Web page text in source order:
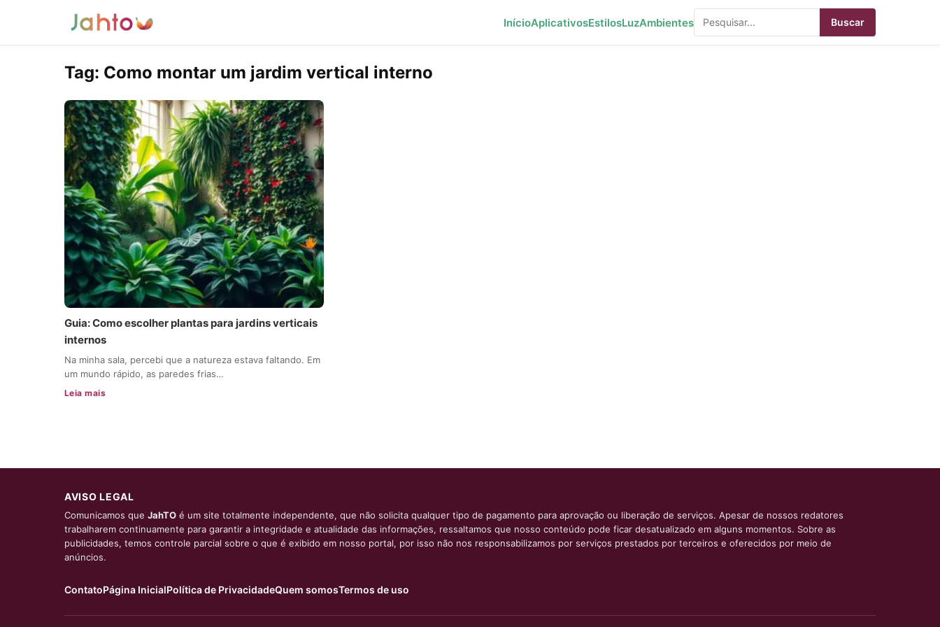
InícioAplicativosEstilosLuzAmbientes Buscar
Tag: Como montar um jardim vertical interno
Guia: Como escolher plantas para jardins verticais
internos
Na minha sala, percebi que a natureza estava faltando. Em
um mundo rápido, as paredes frias…
Leia mais
AVISO LEGAL
Comunicamos que JahTO é um site totalmente independente, que não solicita qualquer tipo de pagamento para aprovação ou liberação de serviços. Apesar de nossos redatores
trabalharem continuamente para garantir a integridade e atualidade das informações, ressaltamos que nosso conteúdo pode ficar desatualizado em alguns momentos. Sobre as
publicidades, temos controle parcial sobre o que é exibido em nosso portal, por isso não nos responsabilizamos por serviços prestados por terceiros e oferecidos por meio de
anúncios.
ContatoPágina InicialPolítica de PrivacidadeQuem somosTermos de uso